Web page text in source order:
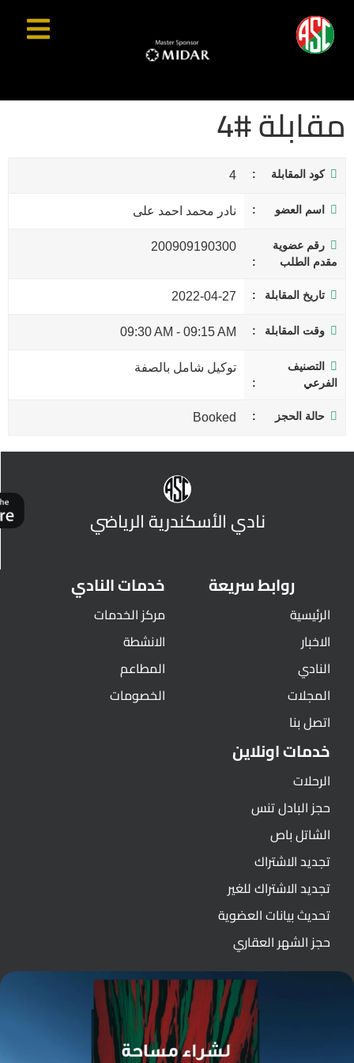
مقابلة #4
كود المقابلة 4
اسم العضو نادر محمد احمد على
رقم عضوية
مقدم الطلب
200909190300
تاريخ المقابلة 2022-04-27
وقت المقابلة 09:15 AM
-
09:30 AM
التصنيف
الفرعي
توكيل شامل بالصفة
حالة الحجز Booked
نادي الأسكندرية الرياضي
روابط سريعة
الرئيسية
الاخبار
النادي
المجلات
اتصل بنا
خدمات النادي
مركز الخدمات
الانشطة
المطاعم
الخصومات
خدمات اونلاين
الرحلات
حجز البادل تنس
الشاتل باص
تجديد الاشتراك
تجديد الاشتراك للغير
تحديث بيانات العضوية
حجز الشهر العقاري